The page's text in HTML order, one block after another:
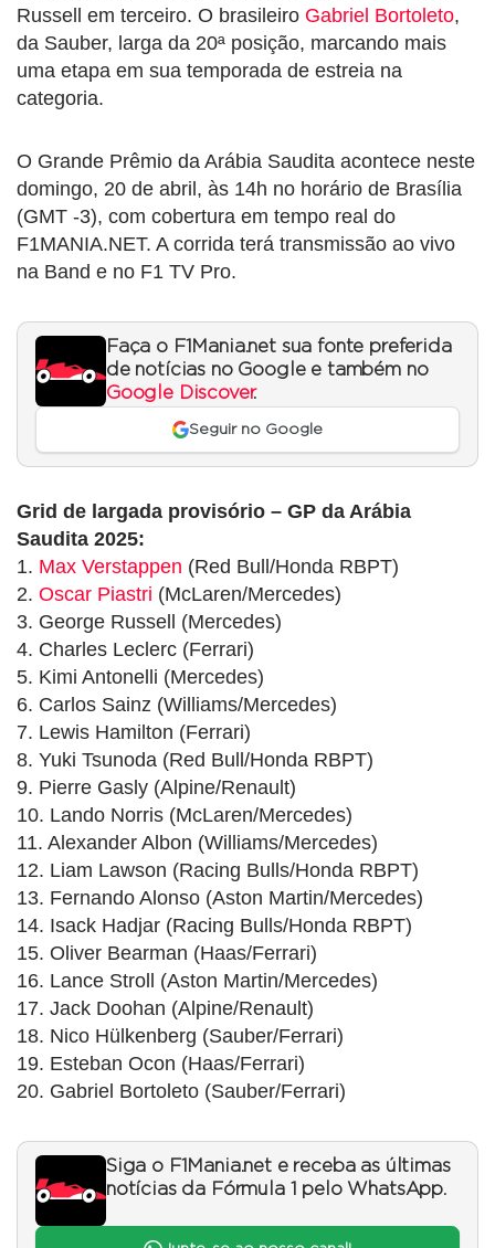
Russell em terceiro. O brasileiro Gabriel Bortoleto,
da Sauber, larga da 20ª posição, marcando mais
uma etapa em sua temporada de estreia na
categoria.
O Grande Prêmio da Arábia Saudita acontece neste
domingo, 20 de abril, às 14h no horário de Brasília
(GMT -3), com cobertura em tempo real do
F1MANIA.NET. A corrida terá transmissão ao vivo
na Band e no F1 TV Pro.
Faça o F1Mania.net sua fonte preferida
de notícias no Google e também no
Google Discover.
Seguir no Google
Grid de largada provisório – GP da Arábia
Saudita 2025:
1. Max Verstappen (Red Bull/Honda RBPT)
2. Oscar Piastri (McLaren/Mercedes)
3. George Russell (Mercedes)
4. Charles Leclerc (Ferrari)
5. Kimi Antonelli (Mercedes)
6. Carlos Sainz (Williams/Mercedes)
7. Lewis Hamilton (Ferrari)
8. Yuki Tsunoda (Red Bull/Honda RBPT)
9. Pierre Gasly (Alpine/Renault)
10. Lando Norris (McLaren/Mercedes)
11. Alexander Albon (Williams/Mercedes)
12. Liam Lawson (Racing Bulls/Honda RBPT)
13. Fernando Alonso (Aston Martin/Mercedes)
14. Isack Hadjar (Racing Bulls/Honda RBPT)
15. Oliver Bearman (Haas/Ferrari)
16. Lance Stroll (Aston Martin/Mercedes)
17. Jack Doohan (Alpine/Renault)
18. Nico Hülkenberg (Sauber/Ferrari)
19. Esteban Ocon (Haas/Ferrari)
20. Gabriel Bortoleto (Sauber/Ferrari)
Siga o F1Mania.net e receba as últimas
notícias da Fórmula 1 pelo WhatsApp.